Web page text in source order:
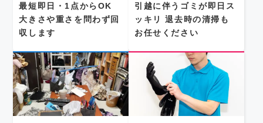
最短即日・1点からOK
大きさや重さを問わず回
収します
引越に伴うゴミが即日ス
ッキリ
退去時の清掃も
お任せください